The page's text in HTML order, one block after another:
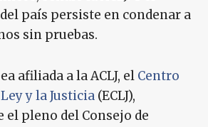
país persiste en condenar a
sin pruebas.
afiliada a la ACLJ, el Centro
y la Justicia (ECLJ),
el pleno del Consejo de